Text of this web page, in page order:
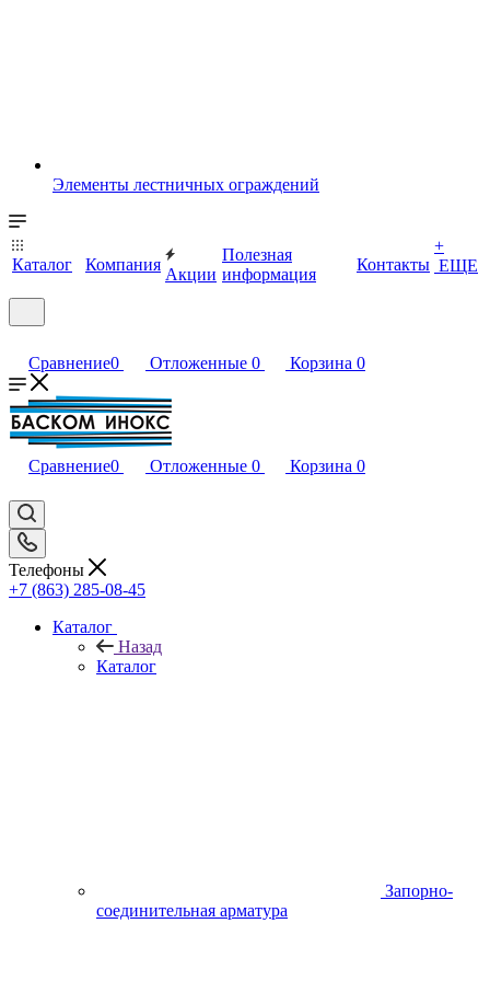
Элементы лестничных ограждений
Каталог Компания
Акции
Полезная
информация
Контакты
+
ЕЩЕ
Сравнение0 Отложенные 0 Корзина 0
Сравнение0 Отложенные 0 Корзина 0
Телефоны
+7 (863) 285-08-45
Каталог
Назад
Каталог
Запорно-
соединительная арматура